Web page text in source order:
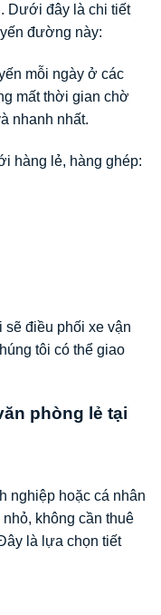
Dưới đây là chi tiết
đường này:
mỗi ngày ở các
mất thời gian chờ
nhanh nhất.
hàng lẻ, hàng ghép:
điều phối xe vận
tôi có thể giao
phòng lẻ tại
nghiệp hoặc cá nhân
không cần thuê
là lựa chọn tiết